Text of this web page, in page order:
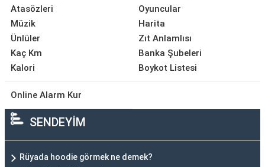
Atasözleri
Müzik
Ünlüler
Kaç Km
Kalori
Oyuncular
Harita
Zıt Anlamlısı
Banka Şubeleri
Boykot Listesi
Online Alarm Kur
SENDEYİM
Rüyada hoodie görmek ne demek?